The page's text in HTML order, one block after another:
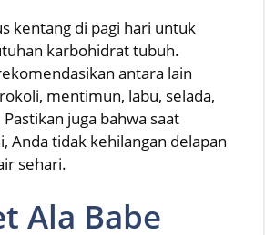
kentang di pagi hari untuk
karbohidrat tubuh.
antara lain
mentimun, labu, selada,
juga bahwa saat
Anda tidak kehilangan delapan
sehari.
Ala Babe